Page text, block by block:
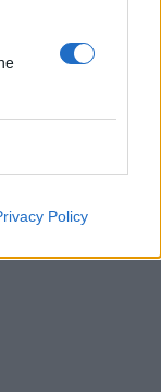
Policy